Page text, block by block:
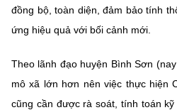
đồng bộ, toàn diện, đảm bảo tính
ứng hiệu quả với bối cảnh mới.
Theo lãnh đạo huyện Bình Sơn
mô xã lớn hơn nên việc thực hiện
cũng cần được rà soát, tính toán